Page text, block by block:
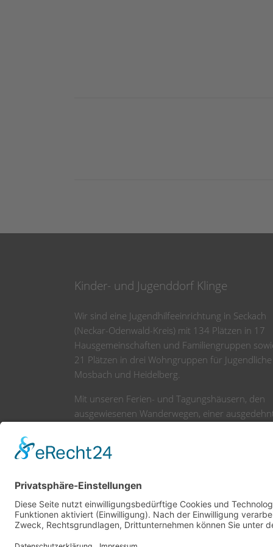
Kinder- und Jugenddorf Klinge
Wir sind eine Jugendhilfeeinrichtung in Seckach
(Neckar-Odenwald-Kreis) mit 134 Plätzen in 17
Hausgemeinschaften und Familiengruppen
21 Plätzen in drei Wohngruppen für
Mosbach und Heidelberg.
Mit unseren Ferien- und Tagungshäusern, den
ausgewiesenen Wanderwegen, einer
sind wir zudem ein tolles Ausflugsziel für Jung
Alt.